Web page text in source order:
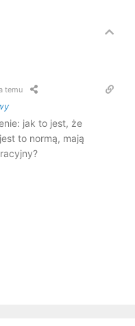
temu
jak to jest, że
to normą, mają